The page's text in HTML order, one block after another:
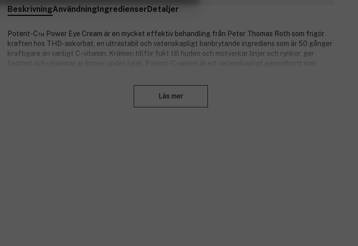
BeskrivningAnvändningIngredienserDetaljer
Potent-C™ Power Eye Cream är en mycket effektiv behandling från Peter Thomas Roth som frigör
kraften hos THD-askorbat, en ultrastabil och vetenskapligt banbrytande ingrediens som är 50 gånger
kraftigare än vanligt C-vitamin. Krämen tillför fukt till huden och motverkar linjer och rynkor, ger
fasthet och utjämnar gråtoner under ögat. Potent-C-serien är ett vetenskapligt genombrott som
Läs mer